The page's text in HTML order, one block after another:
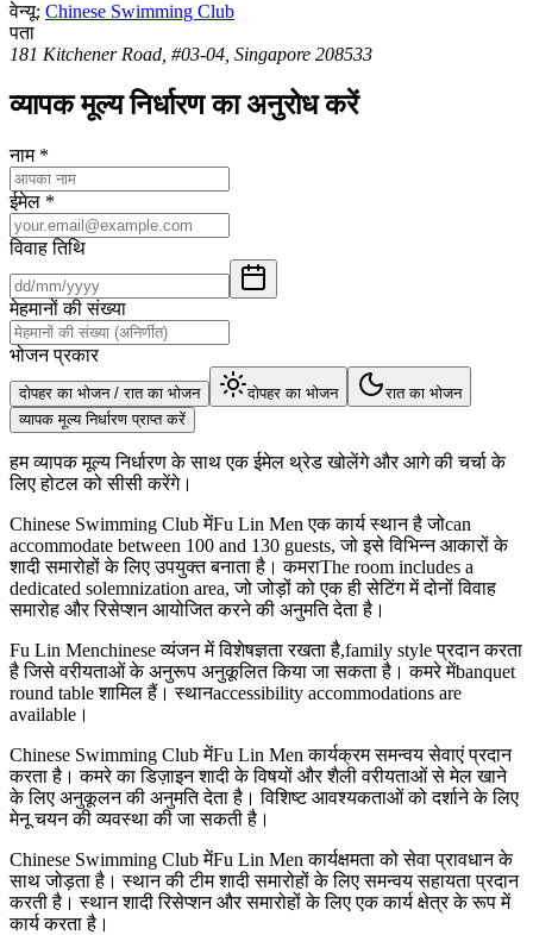
वेन्यू: Chinese Swimming Club
पता
181 Kitchener Road, #03-04, Singapore 208533
व्यापक मूल्य निर्धारण का अनुरोध करें
नाम *
ईमेल *
विवाह तिथि
मेहमानों की संख्या
भोजन प्रकार
दोपहर का भोजन / रात का भोजन दोपहर का भोजन
रात का भोजन
व्यापक मूल्य निर्धारण प्राप्त करें
हम व्यापक मूल्य निर्धारण के साथ एक ईमेल थ्रेड खोलेंगे और आगे की चर्चा के
लिए होटल को सीसी करेंगे।
Chinese Swimming Club मेंFu Lin Men एक कार्य स्थान है जोcan
accommodate between 100 and 130 guests, जो इसे विभिन्न आकारों के
शादी समारोहों के लिए उपयुक्त बनाता है। कमराThe room includes a
dedicated solemnization area, जो जोड़ों को एक ही सेटिंग में दोनों विवाह
समारोह और रिसेप्शन आयोजित करने की अनुमति देता है।
Fu Lin Menchinese व्यंजन में विशेषज्ञता रखता है,family style प्रदान करता
है जिसे वरीयताओं के अनुरूप अनुकूलित किया जा सकता है। कमरे मेंbanquet
round table शामिल हैं। स्थानaccessibility accommodations are
available।
Chinese Swimming Club मेंFu Lin Men कार्यक्रम समन्वय सेवाएं प्रदान
करता है। कमरे का डिज़ाइन शादी के विषयों और शैली वरीयताओं से मेल खाने
के लिए अनुकूलन की अनुमति देता है। विशिष्ट आवश्यकताओं को दर्शाने के लिए
मेनू चयन की व्यवस्था की जा सकती है।
Chinese Swimming Club मेंFu Lin Men कार्यक्षमता को सेवा प्रावधान के
साथ जोड़ता है। स्थान की टीम शादी समारोहों के लिए समन्वय सहायता प्रदान
करती है। स्थान शादी रिसेप्शन और समारोहों के लिए एक कार्य क्षेत्र के रूप में
कार्य करता है।